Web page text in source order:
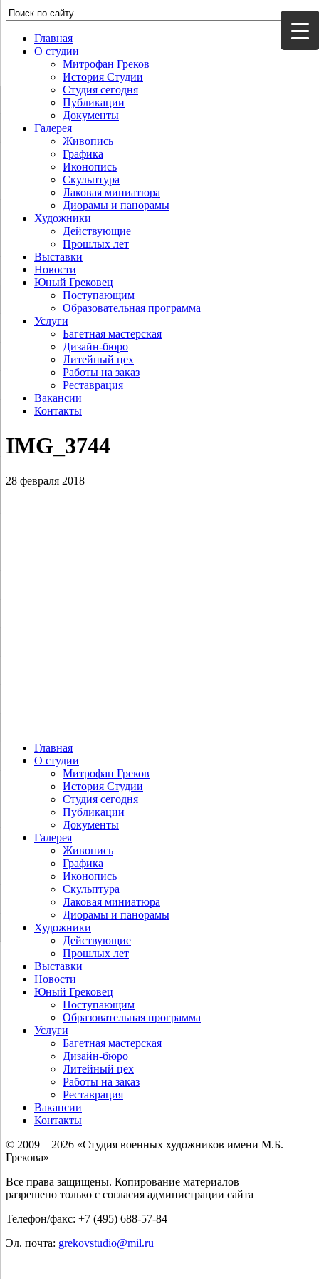
Главная
О студии
Митрофан Греков
История Студии
Студия сегодня
Публикации
Документы
Галерея
Живопись
Графика
Иконопись
Скульптура
Лаковая миниатюра
Диорамы и панорамы
Художники
Действующие
Прошлых лет
Выставки
Новости
Юный Грековец
Поступающим
Образовательная программа
Услуги
Багетная мастерская
Дизайн-бюро
Литейный цех
Работы на заказ
Реставрация
Вакансии
Контакты
IMG_3744
28 февраля 2018
Главная
О студии
Митрофан Греков
История Студии
Студия сегодня
Публикации
Документы
Галерея
Живопись
Графика
Иконопись
Скульптура
Лаковая миниатюра
Диорамы и панорамы
Художники
Действующие
Прошлых лет
Выставки
Новости
Юный Грековец
Поступающим
Образовательная программа
Услуги
Багетная мастерская
Дизайн-бюро
Литейный цех
Работы на заказ
Реставрация
Вакансии
Контакты
© 2009—2026 «Студия военных художников имени М.Б.
Грекова»
Все права защищены. Копирование материалов
разрешено только с согласия администрации сайта
Телефон/факс: +7 (495) 688-57-84
Эл. почта: grekovstudio@mil.ru